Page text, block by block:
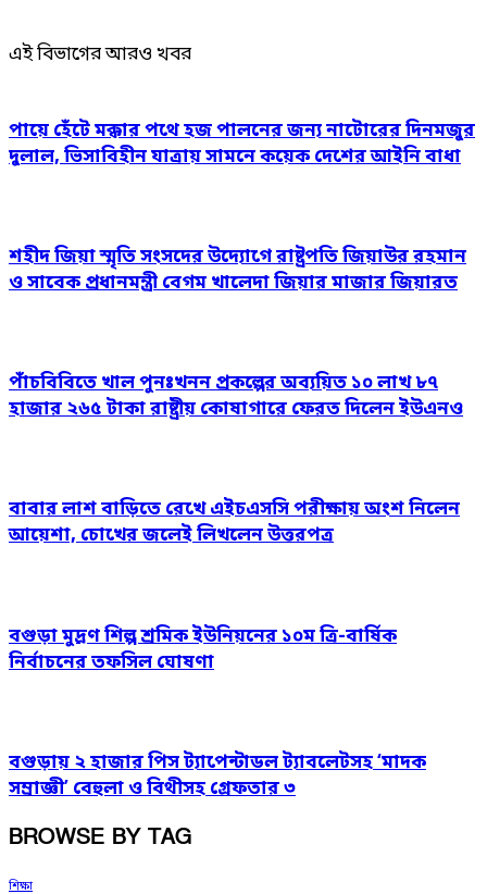
এই বিভাগের আরও খবর
পায়ে হেঁটে মক্কার পথে হজ পালনের জন্য নাটোরের দিনমজুর
দুলাল, ভিসাবিহীন যাত্রায় সামনে কয়েক দেশের আইনি বাধা
শহীদ জিয়া স্মৃতি সংসদের উদ্যোগে রাষ্ট্রপতি জিয়াউর রহমান
ও সাবেক প্রধানমন্ত্রী বেগম খালেদা জিয়ার মাজার জিয়ারত
পাঁচবিবিতে খাল পুনঃখনন প্রকল্পের অব্যয়িত ১০ লাখ ৮৭
হাজার ২৬৫ টাকা রাষ্ট্রীয় কোষাগারে ফেরত দিলেন ইউএনও
বাবার লাশ বাড়িতে রেখে এইচএসসি পরীক্ষায় অংশ নিলেন
আয়েশা, চোখের জলেই লিখলেন উত্তরপত্র
বগুড়া মুদ্রণ শিল্প শ্রমিক ইউনিয়নের ১০ম ত্রি-বার্ষিক
নির্বাচনের তফসিল ঘোষণা
বগুড়ায় ২ হাজার পিস ট্যাপেন্টাডল ট্যাবলেটসহ ‘মাদক
সম্রাজ্ঞী’ বেহুলা ও বিথীসহ গ্রেফতার ৩
BROWSE BY TAG
শিক্ষা